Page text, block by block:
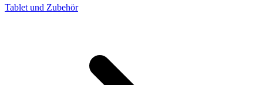
Tablet und Zubehör